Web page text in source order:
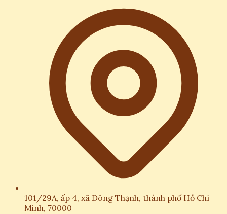
101/29A, ấp 4, xã Đông Thạnh, thành phố Hồ Chí
Minh, 70000